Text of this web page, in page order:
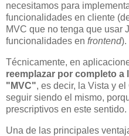
necesitamos para
funcionalidades en cliente
MVC que no tenga que usar
funcionalidades en frontend).
Técnicamente, en
reemplazar por completo
"MVC", es decir, la Vista y
seguir siendo el mismo,
prescriptivos en este sentido.
Una de las principales